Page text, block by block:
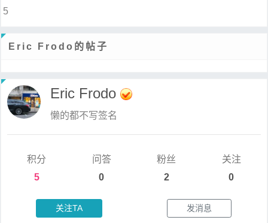
5
Eric Frodo的帖子
Eric Frodo
懒的都不写签名
积分
5
问答
0
粉丝
2
关注
0
关注TA 发消息